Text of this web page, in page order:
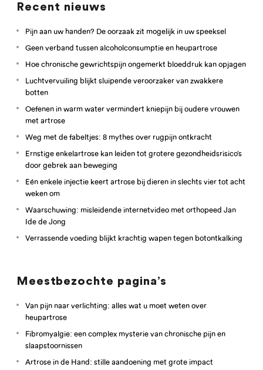
Recent nieuws
Pijn aan uw handen? De oorzaak zit mogelijk in uw speeksel
Geen verband tussen alcoholconsumptie en heupartrose
Hoe chronische gewrichtspijn ongemerkt bloeddruk kan opjagen
Luchtvervuiling blijkt sluipende veroorzaker van zwakkere
botten
Oefenen in warm water vermindert kniepijn bij oudere vrouwen
met artrose
Weg met de fabeltjes: 8 mythes over rugpijn ontkracht
Ernstige enkelartrose kan leiden tot grotere gezondheidsrisico’s
door gebrek aan beweging
Eén enkele injectie keert artrose bij dieren in slechts vier tot acht
weken om
Waarschuwing: misleidende internetvideo met orthopeed Jan
Ide de Jong
Verrassende voeding blijkt krachtig wapen tegen botontkalking
Meestbezochte pagina’s
Van pijn naar verlichting: alles wat u moet weten over
heupartrose
Fibromyalgie: een complex mysterie van chronische pijn en
slaapstoornissen
Artrose in de Hand: stille aandoening met grote impact